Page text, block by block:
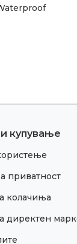
купување
приватност
колачиња
директен